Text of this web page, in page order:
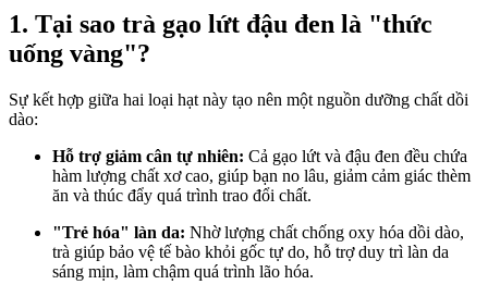
1. Tại sao trà gạo lứt đậu đen là "thức
uống vàng"?
Sự kết hợp giữa hai loại hạt này tạo nên một nguồn dưỡng chất dồi
dào:
Hỗ trợ giảm cân tự nhiên: Cả gạo lứt và đậu đen đều chứa
hàm lượng chất xơ cao, giúp bạn no lâu, giảm cảm giác thèm
ăn và thúc đẩy quá trình trao đổi chất.
"Trẻ hóa" làn da: Nhờ lượng chất chống oxy hóa dồi dào,
trà giúp bảo vệ tế bào khỏi gốc tự do, hỗ trợ duy trì làn da
sáng mịn, làm chậm quá trình lão hóa.